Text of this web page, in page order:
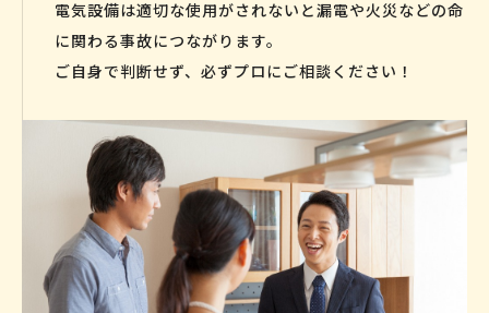
電気設備は適切な使用がされないと漏電や火災などの命
に関わる事故につながります。
ご自身で判断せず、必ずプロにご相談ください！